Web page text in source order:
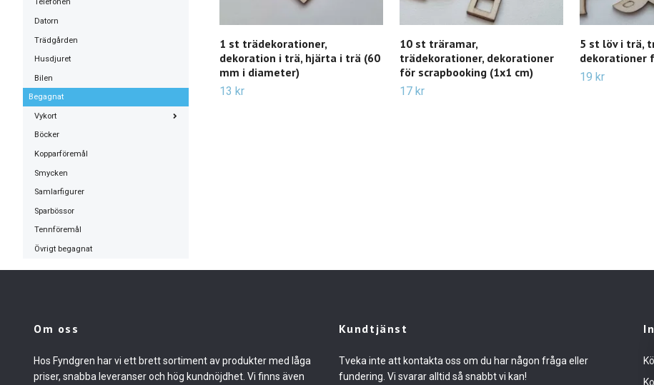
Telefonen
Datorn
Trädgården
Husdjuret
Bilen
Begagnat
Vykort
Böcker
Kopparföremål
Smycken
Samlarfigurer
Sparbössor
Tennföremål
Övrigt begagnat
1 st trädekorationer,
dekoration i trä, hjärta i trä (60
mm i diameter)
13 kr
10 st träramar,
trädekorationer, dekorationer
för scrapbooking (1x1 cm)
17 kr
5 st löv i trä,
dekorationer
19 kr
Om oss
Hos Fyndgren har vi ett brett sortiment av produkter med låga
priser, snabba leveranser och hög kundnöjdhet. Vi finns även
Kundtjänst
Tveka inte att kontakta oss om du har någon fråga eller
fundering. Vi svarar alltid så snabbt vi kan!